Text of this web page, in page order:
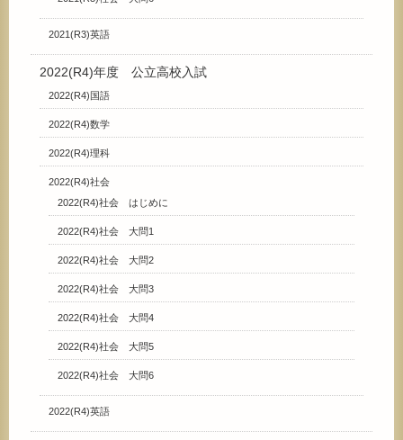
2021(R3)英語
2022(R4)年度 公立高校入試
2022(R4)国語
2022(R4)数学
2022(R4)理科
2022(R4)社会
2022(R4)社会 はじめに
2022(R4)社会 大問1
2022(R4)社会 大問2
2022(R4)社会 大問3
2022(R4)社会 大問4
2022(R4)社会 大問5
2022(R4)社会 大問6
2022(R4)英語